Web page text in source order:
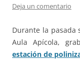
Deja un comentario
Durante la pasada
Aula Apícola,
estación de